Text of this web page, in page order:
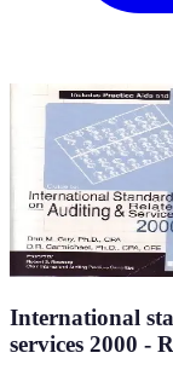
International
services 2000 -